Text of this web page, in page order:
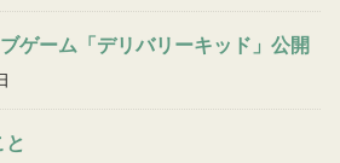
ゲーム「デリバリーキッド」公開